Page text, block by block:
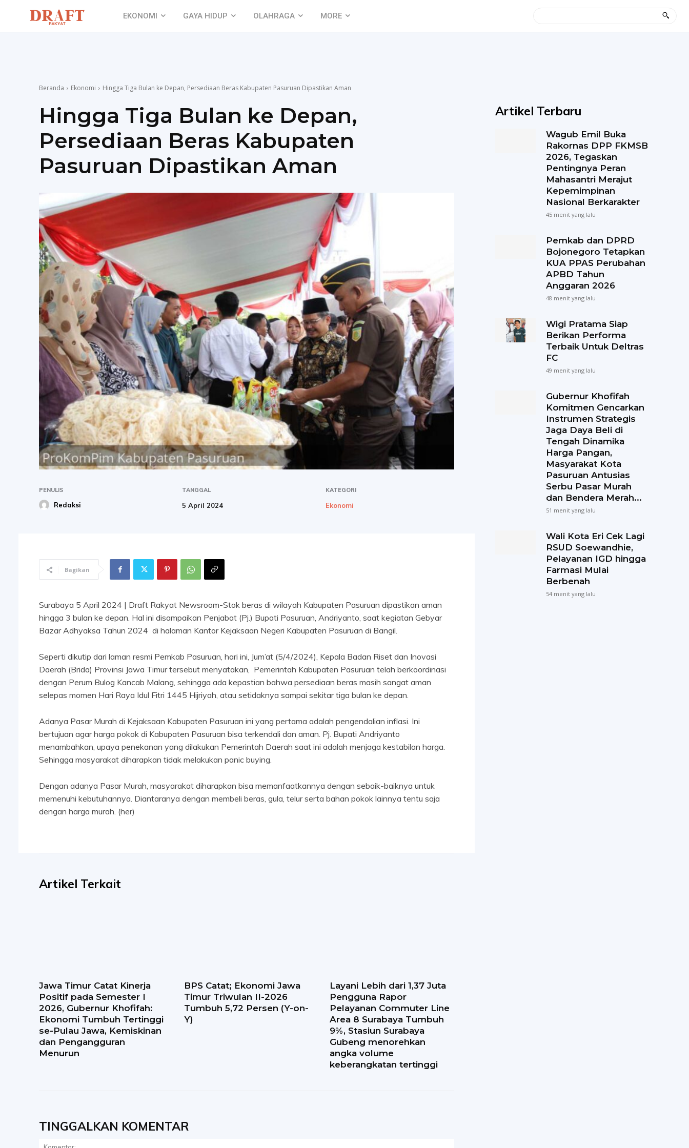
EKONOMI GAYA HIDUP OLAHRAGA MORE
Beranda Ekonomi Hingga Tiga Bulan ke Depan, Persediaan Beras Kabupaten Pasuruan Dipastikan Aman
Hingga Tiga Bulan ke Depan,
Persediaan Beras Kabupaten
Pasuruan Dipastikan Aman
PENULIS
Redaksi
TANGGAL
5 April 2024
KATEGORI
Ekonomi
Bagikan
Surabaya 5 April 2024 | Draft Rakyat Newsroom-Stok beras di wilayah Kabupaten Pasuruan dipastikan aman
hingga 3 bulan ke depan. Hal ini disampaikan Penjabat (Pj.) Bupati Pasuruan, Andriyanto, saat kegiatan Gebyar
Bazar Adhyaksa Tahun 2024 di halaman Kantor Kejaksaan Negeri Kabupaten Pasuruan di Bangil.
Seperti dikutip dari laman resmi Pemkab Pasuruan, hari ini, Jum’at (5/4/2024), Kepala Badan Riset dan Inovasi
Daerah (Brida) Provinsi Jawa Timur tersebut menyatakan, Pemerintah Kabupaten Pasuruan telah berkoordinasi
dengan Perum Bulog Kancab Malang, sehingga ada kepastian bahwa persediaan beras masih sangat aman
selepas momen Hari Raya Idul Fitri 1445 Hijriyah, atau setidaknya sampai sekitar tiga bulan ke depan.
Adanya Pasar Murah di Kejaksaan Kabupaten Pasuruan ini yang pertama adalah pengendalian inflasi. Ini
bertujuan agar harga pokok di Kabupaten Pasuruan bisa terkendali dan aman. Pj. Bupati Andriyanto
menambahkan, upaya penekanan yang dilakukan Pemerintah Daerah saat ini adalah menjaga kestabilan harga.
Sehingga masyarakat diharapkan tidak melakukan panic buying.
Dengan adanya Pasar Murah, masyarakat diharapkan bisa memanfaatkannya dengan sebaik-baiknya untuk
memenuhi kebutuhannya. Diantaranya dengan membeli beras, gula, telur serta bahan pokok lainnya tentu saja
dengan harga murah. (her)
Artikel Terkait
Jawa Timur Catat Kinerja
Positif pada Semester I
2026, Gubernur Khofifah:
Ekonomi Tumbuh Tertinggi
se-Pulau Jawa, Kemiskinan
dan Pengangguran
Menurun
BPS Catat; Ekonomi Jawa
Timur Triwulan II-2026
Tumbuh 5,72 Persen (Y-on-
Y)
Layani Lebih dari 1,37 Juta
Pengguna Rapor
Pelayanan Commuter Line
Area 8 Surabaya Tumbuh
9%, Stasiun Surabaya
Gubeng menorehkan
angka volume
keberangkatan tertinggi
TINGGALKAN KOMENTAR
Artikel Terbaru
Wagub Emil Buka
Rakornas DPP FKMSB
2026, Tegaskan
Pentingnya Peran
Mahasantri Merajut
Kepemimpinan
Nasional Berkarakter
45 menit yang lalu
Pemkab dan DPRD
Bojonegoro Tetapkan
KUA PPAS Perubahan
APBD Tahun
Anggaran 2026
48 menit yang lalu
Wigi Pratama Siap
Berikan Performa
Terbaik Untuk Deltras
FC
49 menit yang lalu
Gubernur Khofifah
Komitmen Gencarkan
Instrumen Strategis
Jaga Daya Beli di
Tengah Dinamika
Harga Pangan,
Masyarakat Kota
Pasuruan Antusias
Serbu Pasar Murah
dan Bendera Merah...
51 menit yang lalu
Wali Kota Eri Cek Lagi
RSUD Soewandhie,
Pelayanan IGD hingga
Farmasi Mulai
Berbenah
54 menit yang lalu